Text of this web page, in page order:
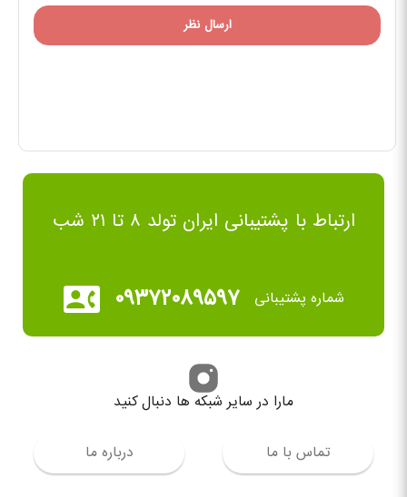
ارسال نظر
ارتباط با پشتیبانی ایران تولد ۸ تا ۲۱ شب
شماره پشتیبانی ۰۹۳۷۲۰۸۹۵۹۷
تماس با ما درباره ما
مارا در سایر شبکه ها دنبال کنید